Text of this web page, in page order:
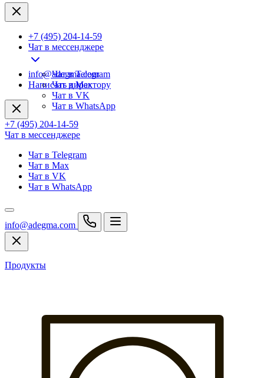
+7 (495) 204-14-59
Чат в мессенджере
Чат в Telegram
Чат в Max
Чат в VK
Чат в WhatsApp
info@adegma.com
Написать директору
+7 (495) 204-14-59
Чат в мессенджере
Чат в Telegram
Чат в Max
Чат в VK
Чат в WhatsApp
info@adegma.com
Продукты